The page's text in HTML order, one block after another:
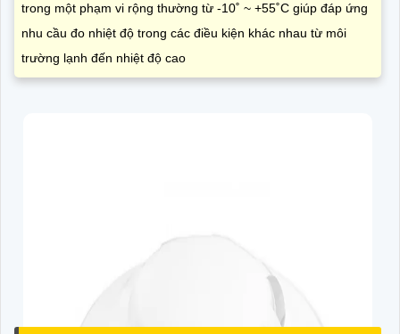
trong một phạm vi rộng thường từ -10˚ ~ +55˚C giúp đáp ứng
nhu cầu đo nhiệt độ trong các điều kiện khác nhau từ môi
trường lạnh đến nhiệt độ cao